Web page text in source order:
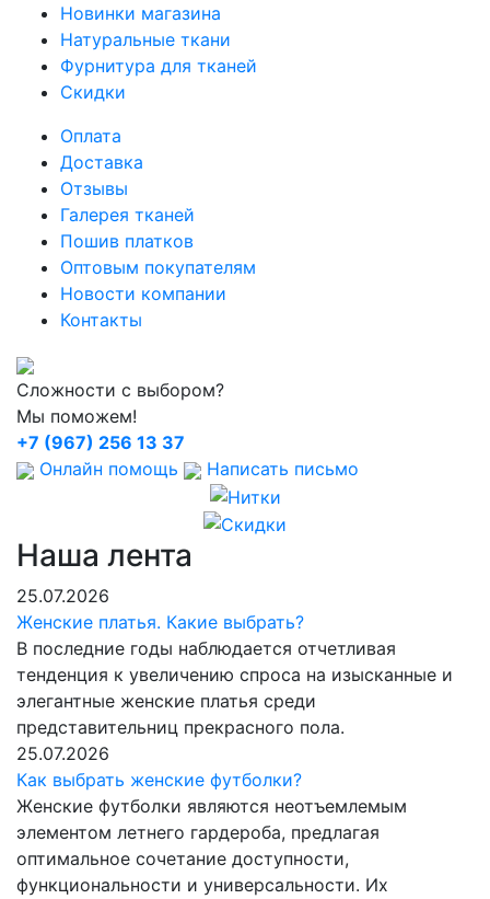
Новинки магазина
Натуральные ткани
Фурнитура для тканей
Скидки
Оплата
Доставка
Отзывы
Галерея тканей
Пошив платков
Оптовым покупателям
Новости компании
Контакты
Сложности с выбором?
Мы поможем!
+7 (967) 256 13 37
Онлайн помощь
Написать письмо
Наша лента
25.07.2026
Женские платья. Какие выбрать?
В последние годы наблюдается отчетливая
тенденция к увеличению спроса на изысканные и
элегантные женские платья среди
представительниц прекрасного пола.
25.07.2026
Как выбрать женские футболки?
Женские футболки являются неотъемлемым
элементом летнего гардероба, предлагая
оптимальное сочетание доступности,
функциональности и универсальности. Их